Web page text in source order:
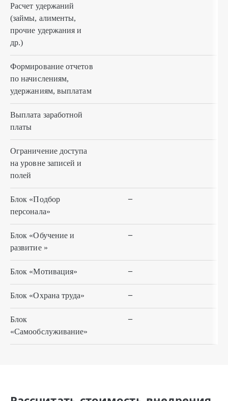
Расчет удержаний
(займы, алименты,
прочие удержания и
др.)
Формирование отчетов
по начислениям,
удержаниям, выплатам
Выплата заработной
платы
Ограничение доступа
на уровне записей и
полей
Блок «Подбор
персонала»
–
Блок «Обучение и
развитие »
–
Блок «Мотивация» –
Блок «Охрана труда» –
Блок
«Самообслуживание»
–